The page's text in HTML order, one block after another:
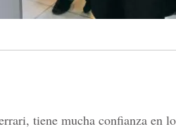
tiene mucha confianza en